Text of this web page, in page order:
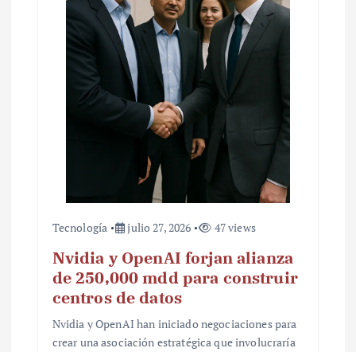
Tecnología julio 27, 2026 47 views
Nvidia y OpenAI forjan alianza
de 250,000 mdd para construir
centros de datos
Nvidia y OpenAI han iniciado negociaciones para
crear una asociación estratégica que involucraría